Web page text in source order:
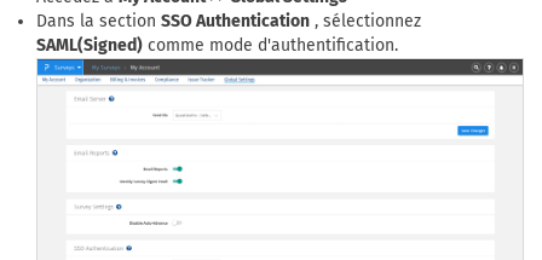
Dans la section SSO Authentication , sélectionnez
SAML(Signed) comme mode d'authentification.